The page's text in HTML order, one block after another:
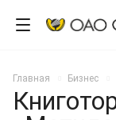
Главная Бизнес